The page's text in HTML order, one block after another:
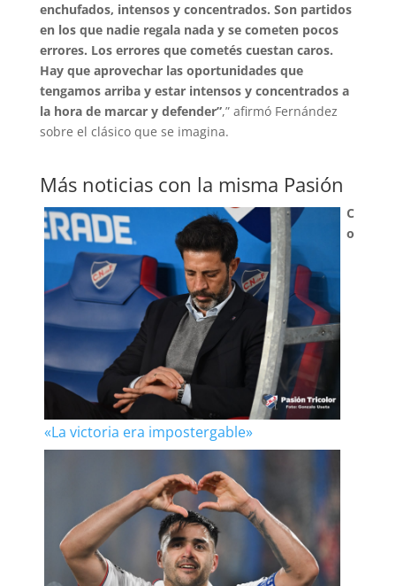
enchufados, intensos y concentrados. Son partidos
en los que nadie regala nada y se cometen pocos
errores. Los errores que cometés cuestan caros.
Hay que aprovechar las oportunidades que
tengamos arriba y estar intensos y concentrados a
la hora de marcar y defender”,” afirmó Fernández
sobre el clásico que se imagina.
Más noticias con la misma Pasión
«La victoria era impostergable»
C
o